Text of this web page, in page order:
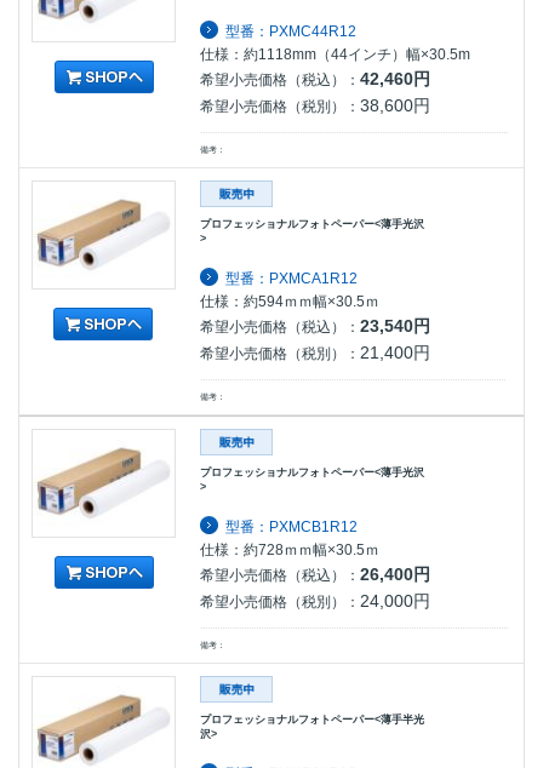
型番：PXMC44R12
仕様：約1118mm（44インチ）幅×30.5m
希望小売価格（税込）：42,460円
希望小売価格（税別）：38,600円
備考：
プロフェッショナルフォトペーパー<薄手光沢
>
型番：PXMCA1R12
仕様：約594ｍｍ幅×30.5ｍ
希望小売価格（税込）： 23,540円
希望小売価格（税別）： 21,400円
備考：
プロフェッショナルフォトペーパー<薄手光沢
>
型番：PXMCB1R12
仕様：約728ｍｍ幅×30.5ｍ
希望小売価格（税込）：26,400円
希望小売価格（税別）： 24,000円
備考：
プロフェッショナルフォトペーパー<薄手半光
沢>